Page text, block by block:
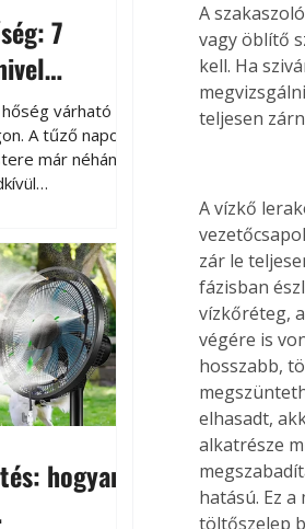
7
nyári
várható
A tűző napon
már néhány
Ez nemcsak a
kellemetlenné,
állapotára és a
tárgyakra is
Néhány
a hőség káros
hogyan
A
vagy öblítő
kell. Ha
teljesen
A vízkő
zár le
fázisban
vízkőréteg,
végére is
hosszabb,
elhasadt,
alkatrésze
hatású. Ez
töltőszelep